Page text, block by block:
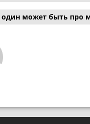
может быть про